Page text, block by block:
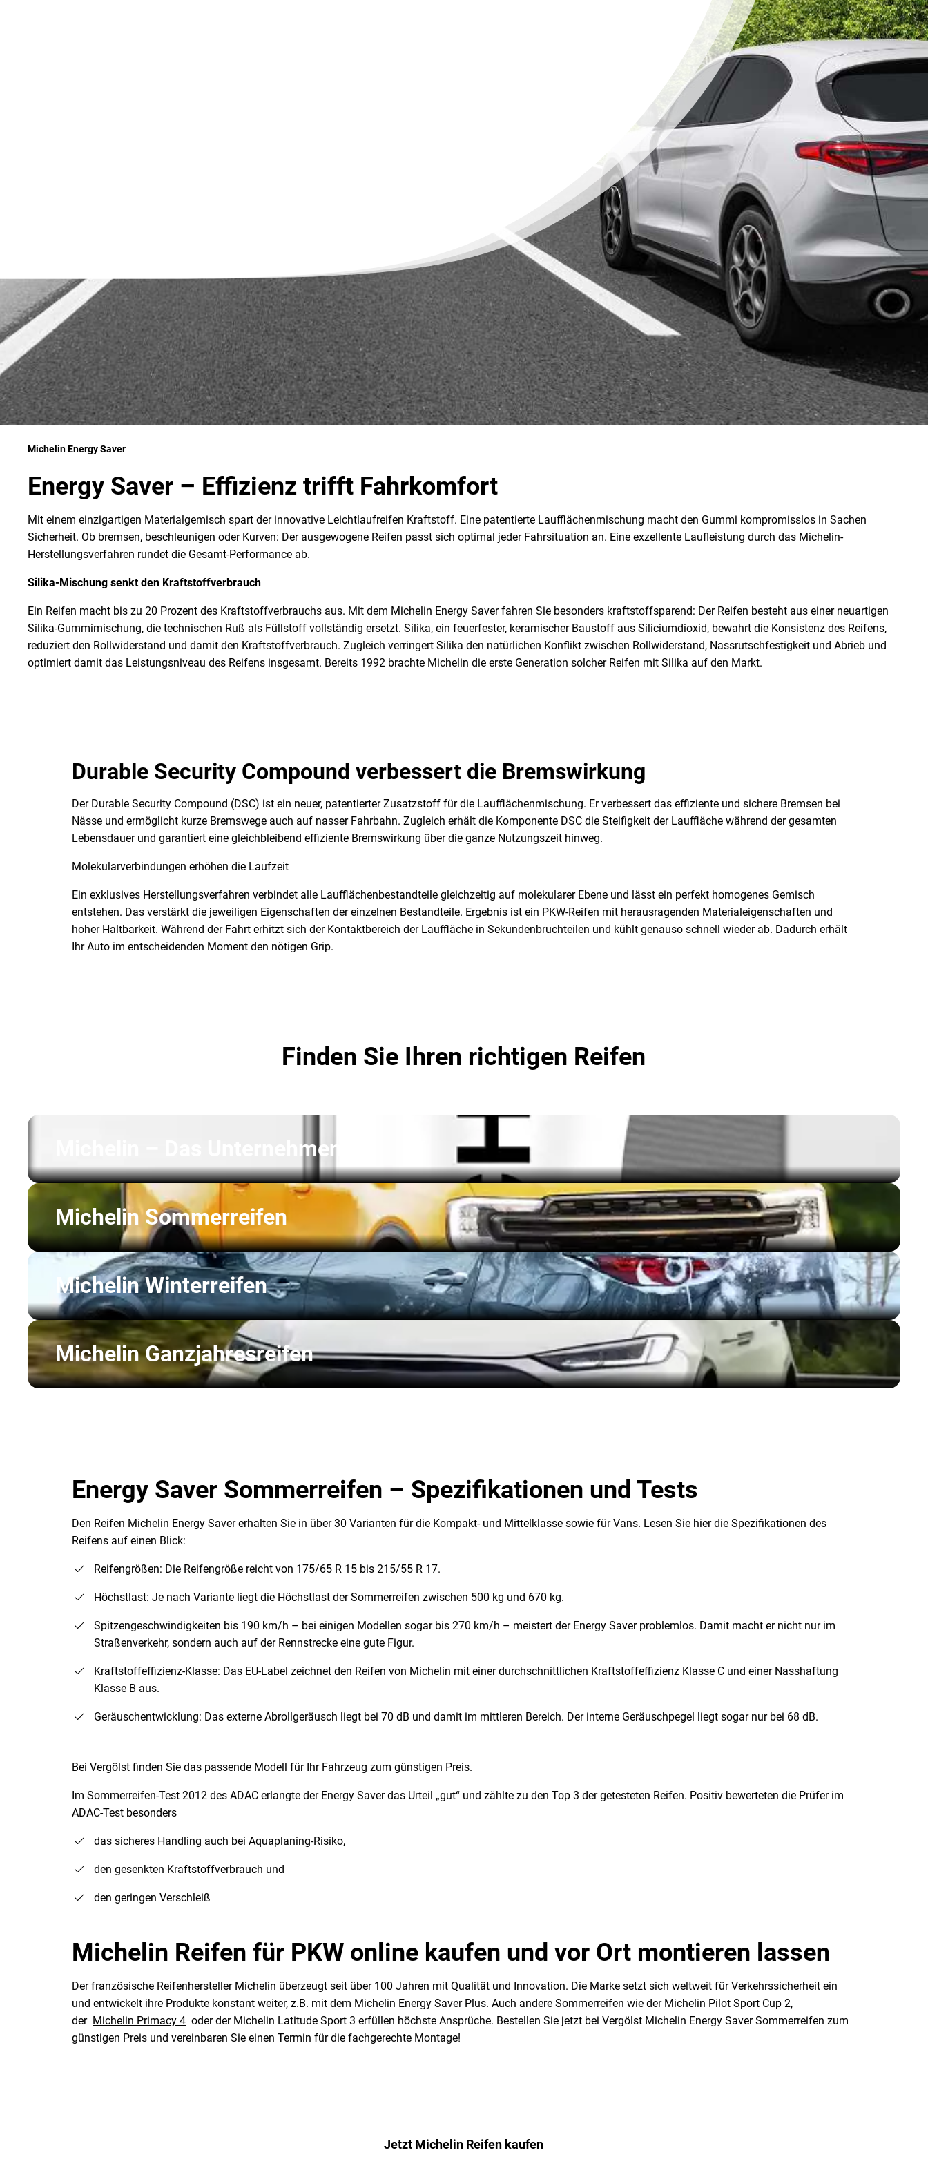
Michelin Energy Saver
Energy Saver – Effizienz trifft Fahrkomfort
Mit einem einzigartigen Materialgemisch spart der innovative Leichtlaufreifen Kraftstoff. Eine patentierte Laufflächenmischung macht den Gummi kompromisslos in Sachen
Sicherheit. Ob bremsen, beschleunigen oder Kurven: Der ausgewogene Reifen passt sich optimal jeder Fahrsituation an. Eine exzellente Laufleistung durch das Michelin-
Herstellungsverfahren rundet die Gesamt-Performance ab.
Silika-Mischung senkt den Kraftstoffverbrauch
Ein Reifen macht bis zu 20 Prozent des Kraftstoffverbrauchs aus. Mit dem Michelin Energy Saver fahren Sie besonders kraftstoffsparend: Der Reifen besteht aus einer neuartigen
Silika-Gummimischung, die technischen Ruß als Füllstoff vollständig ersetzt. Silika, ein feuerfester, keramischer Baustoff aus Siliciumdioxid, bewahrt die Konsistenz des Reifens,
reduziert den Rollwiderstand und damit den Kraftstoffverbrauch. Zugleich verringert Silika den natürlichen Konflikt zwischen Rollwiderstand, Nassrutschfestigkeit und Abrieb und
optimiert damit das Leistungsniveau des Reifens insgesamt. Bereits 1992 brachte Michelin die erste Generation solcher Reifen mit Silika auf den Markt.
Durable Security Compound verbessert die Bremswirkung
Der Durable Security Compound (DSC) ist ein neuer, patentierter Zusatzstoff für die Laufflächenmischung. Er verbessert das effiziente und sichere Bremsen bei
Nässe und ermöglicht kurze Bremswege auch auf nasser Fahrbahn. Zugleich erhält die Komponente DSC die Steifigkeit der Lauffläche während der gesamten
Lebensdauer und garantiert eine gleichbleibend effiziente Bremswirkung über die ganze Nutzungszeit hinweg.
Molekularverbindungen erhöhen die Laufzeit
Ein exklusives Herstellungsverfahren verbindet alle Laufflächenbestandteile gleichzeitig auf molekularer Ebene und lässt ein perfekt homogenes Gemisch
entstehen. Das verstärkt die jeweiligen Eigenschaften der einzelnen Bestandteile. Ergebnis ist ein PKW-Reifen mit herausragenden Materialeigenschaften und
hoher Haltbarkeit. Während der Fahrt erhitzt sich der Kontaktbereich der Lauffläche in Sekundenbruchteilen und kühlt genauso schnell wieder ab. Dadurch erhält
Ihr Auto im entscheidenden Moment den nötigen Grip.
Finden Sie Ihren richtigen Reifen
Michelin – Das Unternehmen
Michelin Sommerreifen
Michelin Winterreifen
Michelin Ganzjahresreifen
Energy Saver Sommerreifen – Spezifikationen und Tests
Den Reifen Michelin Energy Saver erhalten Sie in über 30 Varianten für die Kompakt- und Mittelklasse sowie für Vans. Lesen Sie hier die Spezifikationen des
Reifens auf einen Blick:
Reifengrößen: Die Reifengröße reicht von 175/65 R 15 bis 215/55 R 17.
Höchstlast: Je nach Variante liegt die Höchstlast der Sommerreifen zwischen 500 kg und 670 kg.
Spitzengeschwindigkeiten bis 190 km/h – bei einigen Modellen sogar bis 270 km/h – meistert der Energy Saver problemlos. Damit macht er nicht nur im
Straßenverkehr, sondern auch auf der Rennstrecke eine gute Figur.
Kraftstoffeffizienz-Klasse: Das EU-Label zeichnet den Reifen von Michelin mit einer durchschnittlichen Kraftstoffeffizienz Klasse C und einer Nasshaftung
Klasse B aus.
Geräuschentwicklung: Das externe Abrollgeräusch liegt bei 70 dB und damit im mittleren Bereich. Der interne Geräuschpegel liegt sogar nur bei 68 dB.
Bei Vergölst finden Sie das passende Modell für Ihr Fahrzeug zum günstigen Preis.
Im Sommerreifen-Test 2012 des ADAC erlangte der Energy Saver das Urteil „gut“ und zählte zu den Top 3 der getesteten Reifen. Positiv bewerteten die Prüfer im
ADAC-Test besonders
das sicheres Handling auch bei Aquaplaning-Risiko,
den gesenkten Kraftstoffverbrauch und
den geringen Verschleiß
Michelin Reifen für PKW online kaufen und vor Ort montieren lassen
Der französische Reifenhersteller Michelin überzeugt seit über 100 Jahren mit Qualität und Innovation. Die Marke setzt sich weltweit für Verkehrssicherheit ein
und entwickelt ihre Produkte konstant weiter, z.B. mit dem Michelin Energy Saver Plus. Auch andere Sommerreifen wie der Michelin Pilot Sport Cup 2,
der Michelin Primacy 4 oder der Michelin Latitude Sport 3 erfüllen höchste Ansprüche. Bestellen Sie jetzt bei Vergölst Michelin Energy Saver Sommerreifen zum
günstigen Preis und vereinbaren Sie einen Termin für die fachgerechte Montage!
Jetzt Michelin Reifen kaufen